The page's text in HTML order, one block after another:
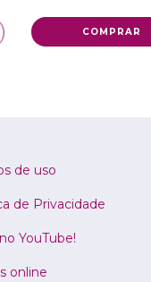
COMPRAR
de uso
de Privacidade
YouTube!
online